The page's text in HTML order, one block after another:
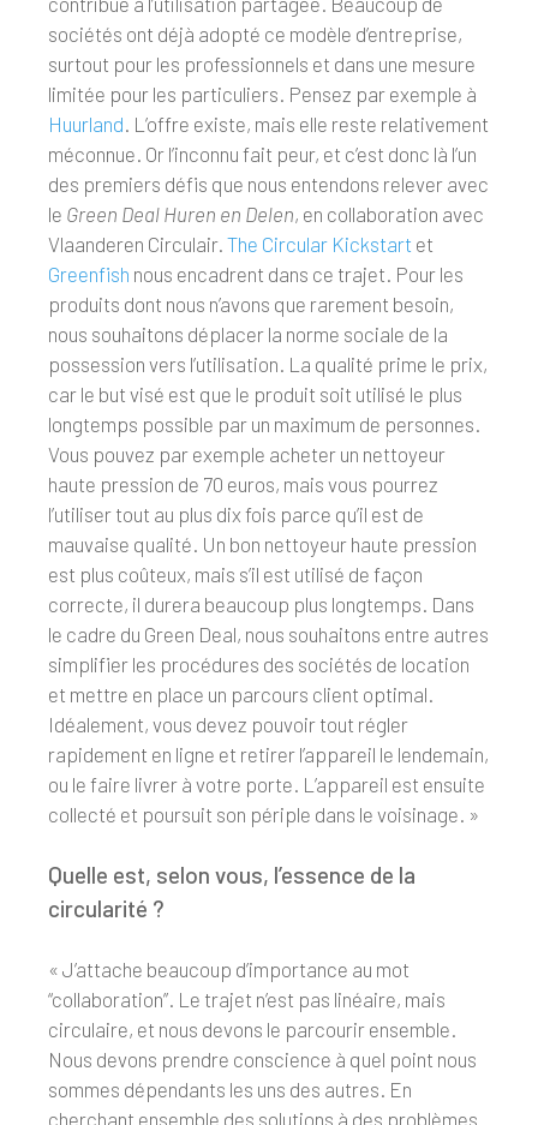
sociétés ont déjà adopté ce modèle d’entreprise,
surtout pour les professionnels et dans une mesure
limitée pour les particuliers. Pensez par exemple à
Huurland. L’offre existe, mais elle reste relativement
méconnue. Or l’inconnu fait peur, et c’est donc là l’un
des premiers défis que nous entendons relever avec
le Green Deal Huren en Delen, en collaboration avec
Vlaanderen Circulair. The Circular Kickstart et
Greenfish nous encadrent dans ce trajet. Pour les
produits dont nous n’avons que rarement besoin,
nous souhaitons déplacer la norme sociale de la
possession vers l’utilisation. La qualité prime le prix,
car le but visé est que le produit soit utilisé le plus
longtemps possible par un maximum de personnes.
Vous pouvez par exemple acheter un nettoyeur
haute pression de 70 euros, mais vous pourrez
l’utiliser tout au plus dix fois parce qu’il est de
mauvaise qualité. Un bon nettoyeur haute pression
est plus coûteux, mais s’il est utilisé de façon
correcte, il durera beaucoup plus longtemps. Dans
le cadre du Green Deal, nous souhaitons entre autres
simplifier les procédures des sociétés de location
et mettre en place un parcours client optimal.
Idéalement, vous devez pouvoir tout régler
rapidement en ligne et retirer l’appareil le lendemain,
ou le faire livrer à votre porte. L’appareil est ensuite
collecté et poursuit son périple dans le voisinage. »
Quelle est, selon vous, l’essence de la
circularité ?
« J’attache beaucoup d’importance au mot
“collaboration”. Le trajet n’est pas linéaire, mais
circulaire, et nous devons le parcourir ensemble.
Nous devons prendre conscience à quel point nous
sommes dépendants les uns des autres. En
cherchant ensemble des solutions à des problèmes